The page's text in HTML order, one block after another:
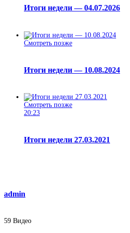
Итоги недели — 04.07.2026
Смотреть позже
Итоги недели — 10.08.2024
Смотреть позже
20:23
Итоги недели 27.03.2021
admin
59 Видео